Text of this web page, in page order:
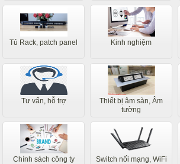
Tủ Rack, patch panel Kinh nghiệm
Tư vấn, hỗ trợ
Thiết bị âm sàn, Âm
tường
Chính sách công ty Switch nối mạng, WiFi